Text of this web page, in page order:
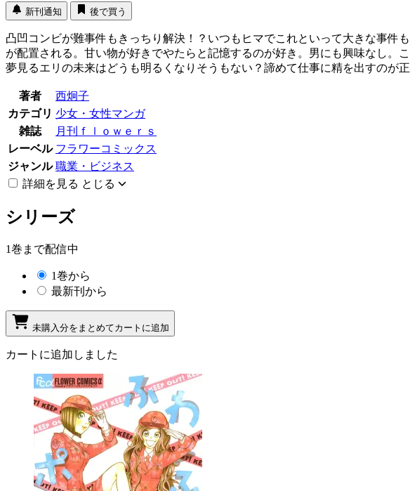
新刊通知 後で買う
凸凹コンビが難事件もきっちり解決！？いつもヒマでこれといって大きな事件
が配置される。甘い物が好きでやたらと記憶するのが好き。男にも興味なし
夢見るエリの未来はどうも明るくなりそうもない？諦めて仕事に精を出すのが正
著者
西炯子
カテゴリ 少女・女性マンガ
雑誌
月刊ｆｌｏｗｅｒｓ
レーベル フラワーコミックス
ジャンル 職業・ビジネス
詳細を見る とじる
シリーズ
1巻まで配信中
1巻から
最新刊から
未購入分をまとめてカートに追加
カートに追加しました